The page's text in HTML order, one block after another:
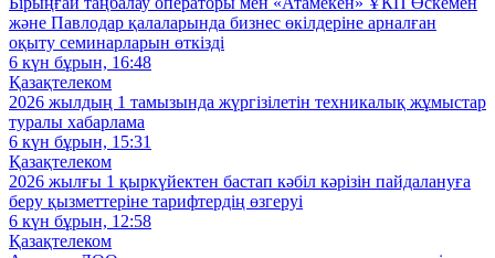
және Павлодар қалаларында бизнес өкілдеріне арналған
оқыту семинарларын өткізді
6 күн бұрын, 16:48
Қазақтелеком
2026 жылдың 1 тамызында жүргізілетін техникалық жұмыстар
туралы хабарлама
6 күн бұрын, 15:31
Қазақтелеком
2026 жылғы 1 қыркүйектен бастап кәбіл кәрізін пайдалануға
беру қызметтеріне тарифтердің өзгеруі
6 күн бұрын, 12:58
Қазақтелеком